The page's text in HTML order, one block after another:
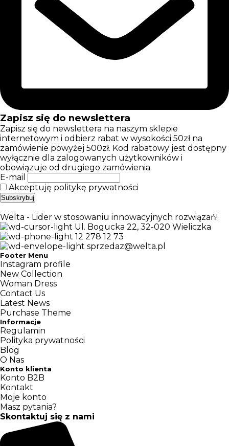
Zapisz się do newslettera
Zapisz się do newslettera na naszym sklepie
internetowym i odbierz rabat w wysokości 50zł na
zamówienie powyżej 500zł. Kod rabatowy jest dostępny
wyłącznie dla zalogowanych użytkowników i
obowiązuje od drugiego zamówienia.
E-mail
Akceptuję politykę prywatności
Welta - Lider w stosowaniu innowacyjnych rozwiązań!
Ul. Bogucka 22, 32-020 Wieliczka
12 278 12 73
sprzedaz@welta.pl
Footer Menu
Instagram profile
New Collection
Woman Dress
Contact Us
Latest News
Purchase Theme
Informacje
Regulamin
Polityka prywatności
Blog
O Nas
Konto klienta
Konto B2B
Kontakt
Moje konto
Masz pytania?
Skontaktuj się z nami